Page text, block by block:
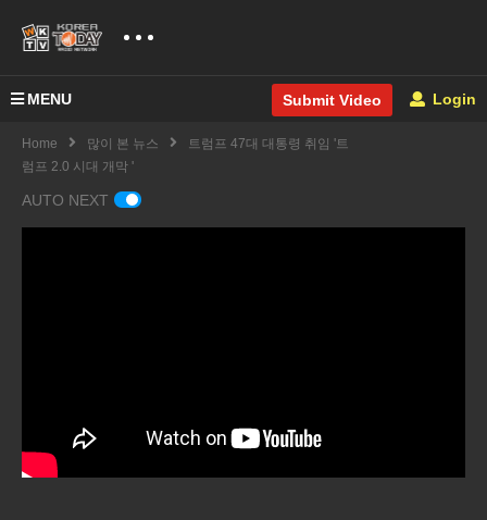
MENU Submit Video Login
Home 많이 본 뉴스
트럼프 47대 대통령 취임 '트
럼프 2.0 시대 개막 '
AUTO NEXT